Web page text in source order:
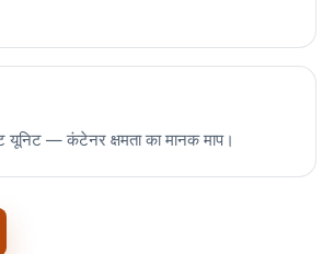
यूनिट — कंटेनर क्षमता का मानक माप।